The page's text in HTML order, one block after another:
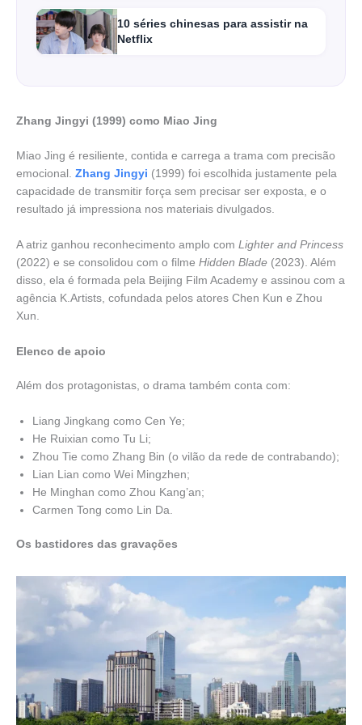
10 séries chinesas para assistir na
Netflix
Zhang Jingyi (1999) como Miao Jing
Miao Jing é resiliente, contida e carrega a trama com precisão
emocional. Zhang Jingyi (1999) foi escolhida justamente pela
capacidade de transmitir força sem precisar ser exposta, e o
resultado já impressiona nos materiais divulgados.
A atriz ganhou reconhecimento amplo com Lighter and Princess
(2022) e se consolidou com o filme Hidden Blade (2023). Além
disso, ela é formada pela Beijing Film Academy e assinou com a
agência K.Artists, cofundada pelos atores Chen Kun e Zhou
Xun.
Elenco de apoio
Além dos protagonistas, o drama também conta com:
Liang Jingkang como Cen Ye;
He Ruixian como Tu Li;
Zhou Tie como Zhang Bin (o vilão da rede de contrabando);
Lian Lian como Wei Mingzhen;
He Minghan como Zhou Kang’an;
Carmen Tong como Lin Da.
Os bastidores das gravações